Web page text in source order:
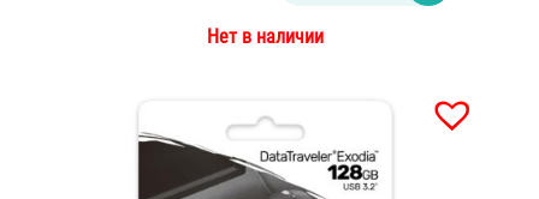
Нет в наличии